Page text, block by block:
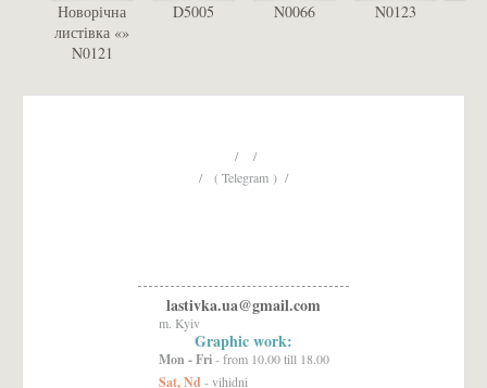
Новорічна
листівка «»
N0121
D5005 N0066 N0123
/ /
/ ( Telegram ) /
lastivka.ua@gmail.com
m. Kyiv
Graphic work:
Mon - Fri- from 10.00 till 18.00
Sat, Nd - vihidni